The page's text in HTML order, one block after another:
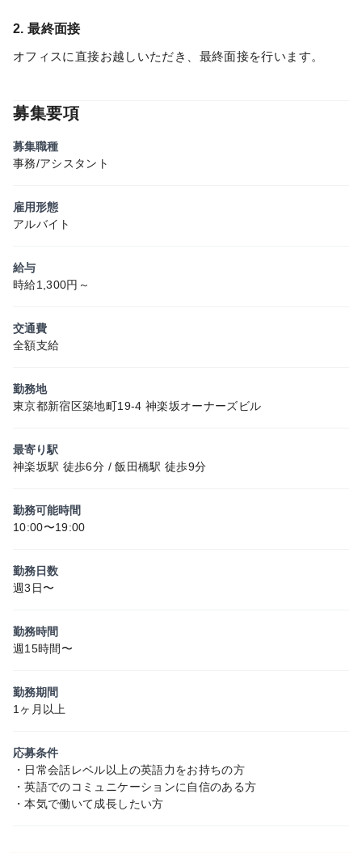
2. 最終面接
オフィスに直接お越しいただき、最終面接を行います。
募集要項
募集職種
事務/アシスタント
雇用形態
アルバイト
給与
時給1,300円～
交通費
全額支給
勤務地
東京都新宿区築地町19-4 神楽坂オーナーズビル
最寄り駅
神楽坂駅 徒歩6分 / 飯田橋駅 徒歩9分
勤務可能時間
10:00〜19:00
勤務日数
週3日〜
勤務時間
週15時間〜
勤務期間
1ヶ月以上
応募条件
・日常会話レベル以上の英語力をお持ちの方
・英語でのコミュニケーションに自信のある方
・本気で働いて成長したい方